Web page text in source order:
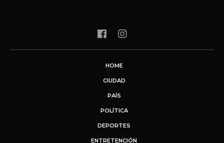
HOME
CIUDAD
PAÍS
POLÍTICA
DEPORTES
ENTRETENCIÓN